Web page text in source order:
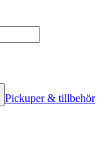
Pickuper & tillbehör